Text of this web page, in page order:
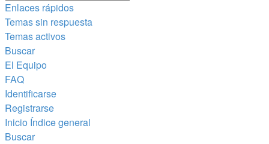
Enlaces rápidos
Temas sin respuesta
Temas activos
Buscar
El Equipo
FAQ
Identificarse
Registrarse
Inicio Índice general
Buscar